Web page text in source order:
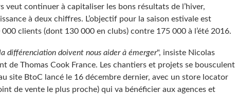
veut continuer à capitaliser les bons résultats de l’hiver,
à deux chiffres. L’objectif pour la saison estivale est
clients (dont 130 000 en clubs) contre 175 000 à l’été 2016.
différenciation doivent nous aider à émerger", insiste Nicolas
de Thomas Cook France. Les chantiers et projets se bousculent
site BtoC lancé le 16 décembre dernier, avec un store locator
de vente le plus proche) qui va bénéficier aux agences et